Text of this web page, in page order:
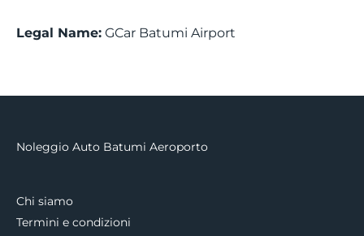
Legal Name: GCar Batumi Airport
Noleggio Auto Batumi Aeroporto
Chi siamo
Termini e condizioni